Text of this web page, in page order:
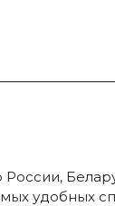
удобных